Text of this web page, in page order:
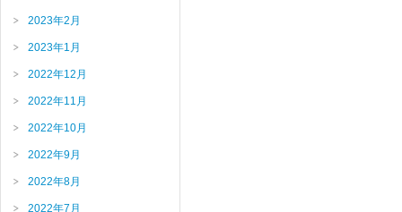
2023年2月
2023年1月
2022年12月
2022年11月
2022年10月
2022年9月
2022年8月
2022年7月